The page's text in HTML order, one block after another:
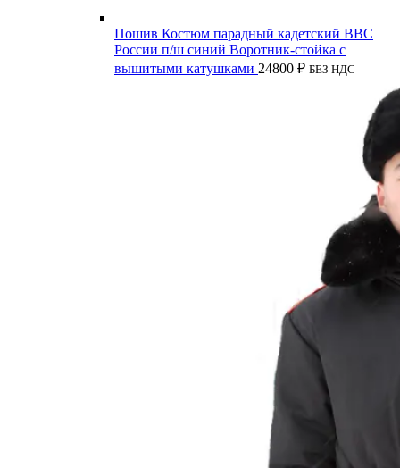
Пошив Костюм парадный кадетский ВВС
России п/ш синий Воротник-стойка с
вышитыми катушками 24800 ₽ БЕЗ НДС